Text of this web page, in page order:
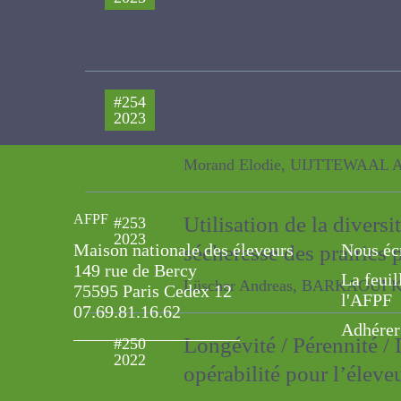
#254
2023
Morand Elodie, UIJTTEWAAL
#253
2023
Utilisation de la
sécheresse des
Lüscher Andreas, BARKAOUI K.,
#250
2022
Longévité / Pérennité /
opérabilité pour
AFPF
Maison nationale des éleveurs
149 rue de Bercy
75595 Paris Cedex 12
07.69.81.16.62
Nous
La
l'AFPF